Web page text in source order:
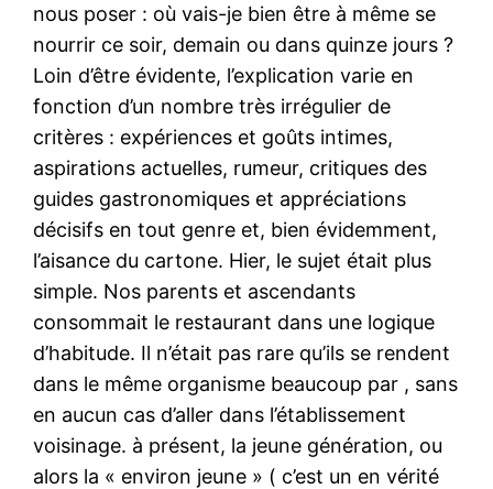
nous poser : où vais-je bien être à même se
nourrir ce soir, demain ou dans quinze jours ?
Loin d’être évidente, l’explication varie en
fonction d’un nombre très irrégulier de
critères : expériences et goûts intimes,
aspirations actuelles, rumeur, critiques des
guides gastronomiques et appréciations
décisifs en tout genre et, bien évidemment,
l’aisance du cartone. Hier, le sujet était plus
simple. Nos parents et ascendants
consommait le restaurant dans une logique
d’habitude. Il n’était pas rare qu’ils se rendent
dans le même organisme beaucoup par , sans
en aucun cas d’aller dans l’établissement
voisinage. à présent, la jeune génération, ou
alors la « environ jeune » ( c’est un en vérité